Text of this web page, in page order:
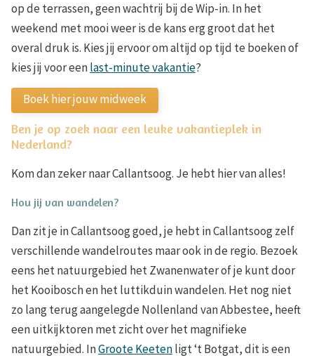
op de terrassen, geen wachtrij bij de Wip-in. In het
weekend met mooi weer is de kans erg groot dat het
overal druk is. Kies jij ervoor om altijd op tijd te boeken of
kies jij voor eenlast-minute vakantie?
Boek hier jouw midweek
Ben je op zoek naar een leuke vakantieplek in
Nederland?
Kom dan zeker naar Callantsoog. Je hebt hier van alles!
Hou jij van wandelen?
Dan zit je in Callantsoog goed, je hebt in Callantsoog zelf
verschillende wandelroutes maar ook in de regio. Bezoek
eens het natuurgebied het Zwanenwater of je kunt door
het Kooibosch en het luttikduin wandelen. Het nog niet
zo lang terug aangelegde Nollenland van Abbestee, heeft
een uitkijktoren met zicht over het magnifieke
natuurgebied. InGroote Keetenligt ‘t Botgat, dit is een